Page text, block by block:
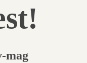
mag